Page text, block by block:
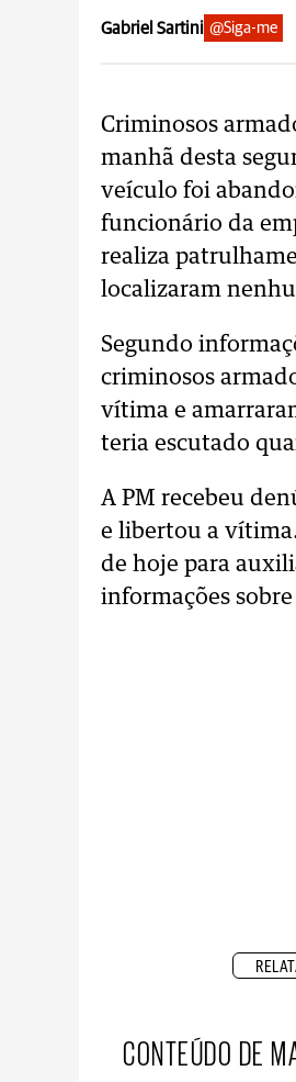
Gabriel Sartini @Siga-me
Criminosos
manhã desta
veículo foi
funcionário da
realiza
localizaram
Segundo
criminosos
vítima e
teria escutado
A PM recebeu
e libertou a
de hoje para
informações
CONTEÚDO DE